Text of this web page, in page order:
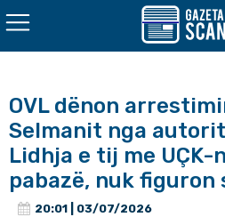
OVL dënon
Selmanit nga
Lidhja e tij me UÇK-
pabazë, nuk figuron
20:01 | 03/07/2026